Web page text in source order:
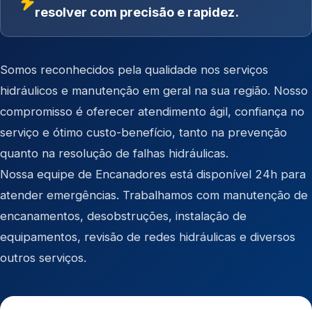
resolver com precisão e rapidez.
Somos reconhecidos pela qualidade nos serviços
hidráulicos e manutenção em geral na sua região. Nosso
compromisso é oferecer atendimento ágil, confiança no
serviço e ótimo custo-benefício, tanto na prevenção
quanto na resolução de falhas hidráulicas.
Nossa equipe de Encanadores está disponível 24h para
atender emergências. Trabalhamos com manutenção de
encanamentos, desobstruções, instalação de
equipamentos, revisão de redes hidráulicas e diversos
outros serviços.